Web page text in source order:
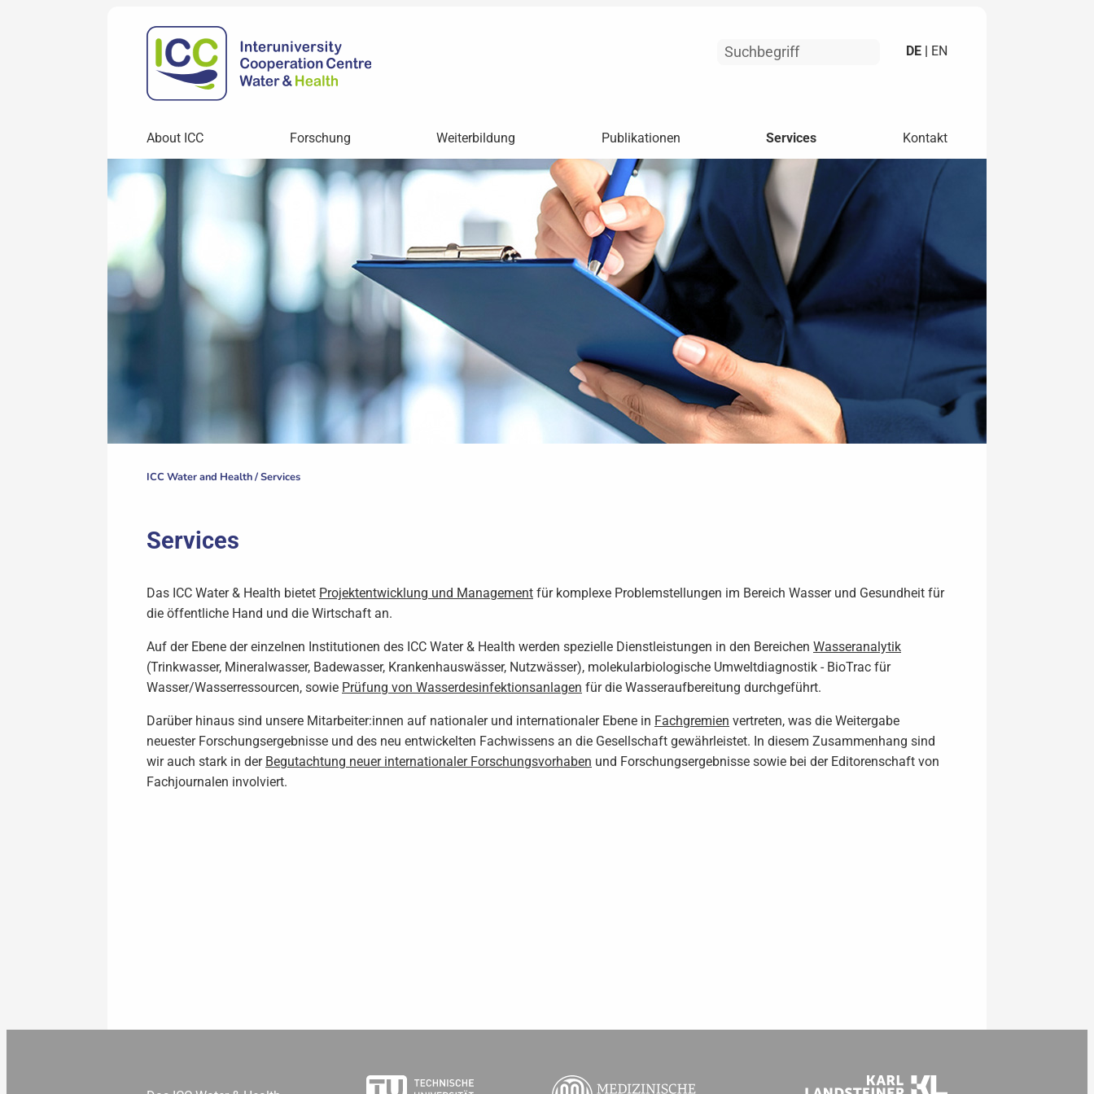
DE | EN
About ICC Forschung Weiterbildung Publikationen Services Kontakt
ICC Water and Health /Services
Services
Das ICC Water & Health bietet Projektentwicklung und Management für komplexe Problemstellungen im Bereich Wasser und Gesundheit für
die öffentliche Hand und die Wirtschaft an.
Auf der Ebene der einzelnen Institutionen des ICC Water & Health werden spezielle Dienstleistungen in den Bereichen Wasseranalytik
(Trinkwasser, Mineralwasser, Badewasser, Krankenhauswässer, Nutzwässer), molekularbiologische Umweltdiagnostik - BioTrac für
Wasser/Wasserressourcen, sowie Prüfung von Wasserdesinfektionsanlagen für die Wasseraufbereitung durchgeführt.
Darüber hinaus sind unsere Mitarbeiter:innen auf nationaler und internationaler Ebene in Fachgremien vertreten, was die Weitergabe
neuester Forschungsergebnisse und des neu entwickelten Fachwissens an die Gesellschaft gewährleistet. In diesem Zusammenhang sind
wir auch stark in der Begutachtung neuer internationaler Forschungsvorhaben und Forschungsergebnisse sowie bei der Editorenschaft von
Fachjournalen involviert.